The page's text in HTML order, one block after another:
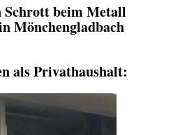
Schrott beim Metall
Mönchengladbach
als Privathaushalt: